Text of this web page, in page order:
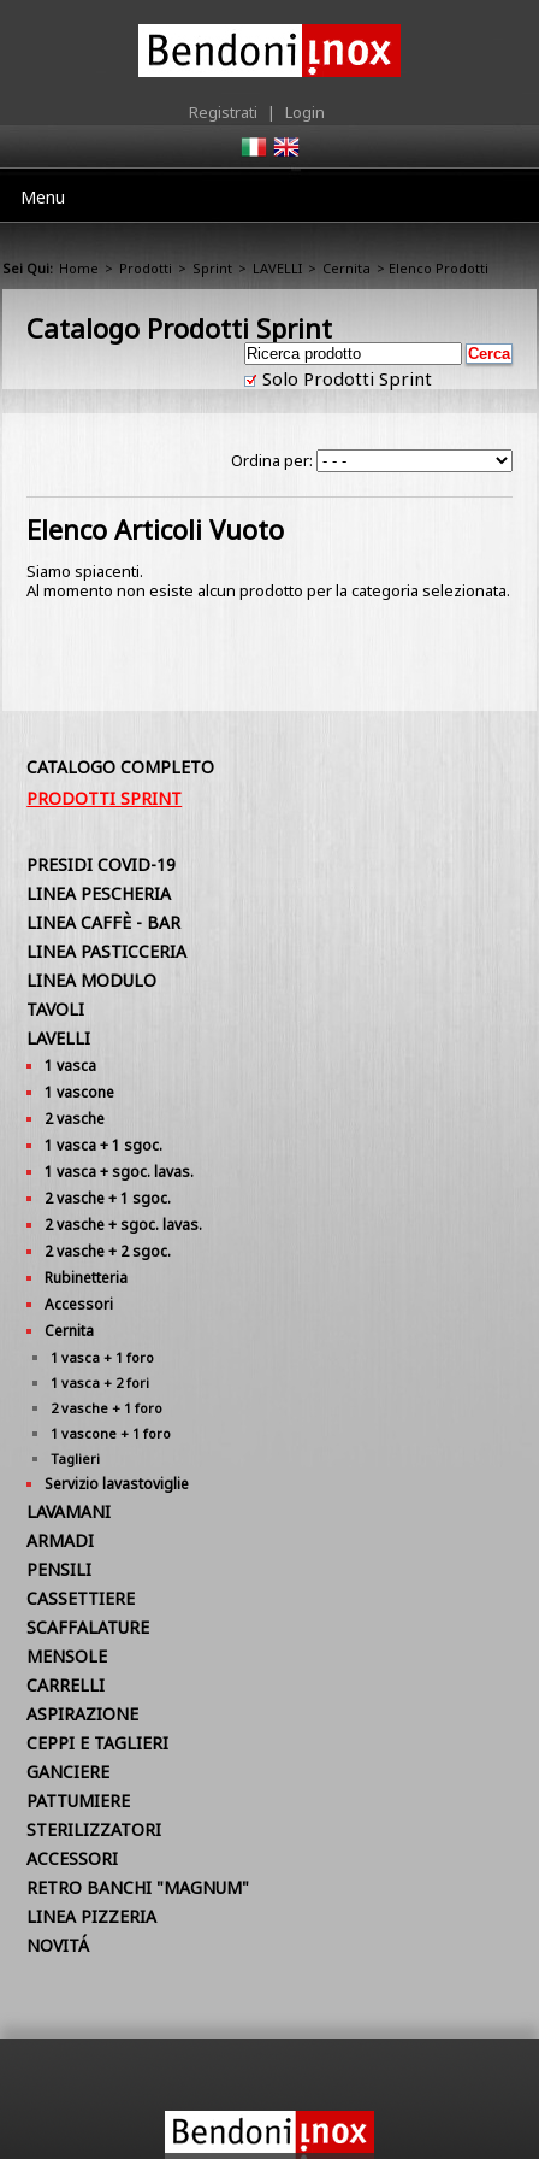
Registrati | Login
Menu
Sei Qui: Home > Prodotti > Sprint > LAVELLI > Cernita > Elenco Prodotti
Catalogo Prodotti Sprint
Solo Prodotti Sprint
Ordina per:
Elenco Articoli Vuoto
Siamo spiacenti.
Al momento non esiste alcun prodotto per la categoria selezionata.
CATALOGO COMPLETO
PRODOTTI SPRINT
PRESIDI COVID-19
LINEA PESCHERIA
LINEA CAFFÈ - BAR
LINEA PASTICCERIA
LINEA MODULO
TAVOLI
LAVELLI
1 vasca
1 vascone
2 vasche
1 vasca + 1 sgoc.
1 vasca + sgoc. lavas.
2 vasche + 1 sgoc.
2 vasche + sgoc. lavas.
2 vasche + 2 sgoc.
Rubinetteria
Accessori
Cernita
1 vasca + 1 foro
1 vasca + 2 fori
2 vasche + 1 foro
1 vascone + 1 foro
Taglieri
Servizio lavastoviglie
LAVAMANI
ARMADI
PENSILI
CASSETTIERE
SCAFFALATURE
MENSOLE
CARRELLI
ASPIRAZIONE
CEPPI E TAGLIERI
GANCIERE
PATTUMIERE
STERILIZZATORI
ACCESSORI
RETRO BANCHI "MAGNUM"
LINEA PIZZERIA
NOVITÁ